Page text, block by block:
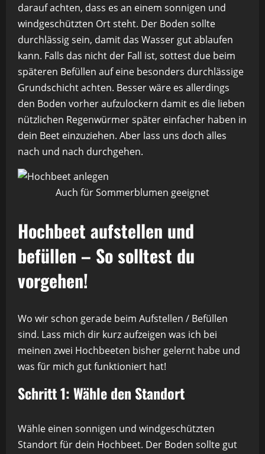
darauf achten, dass es an einem sonnigen und
windgeschützten Ort steht. Der Boden sollte
durchlässig sein, damit das Wasser gut ablaufen
kann. Falls das nicht der Fall ist, sottest due beim
späteren Befüllen auf eine besonders durchlässige
Grundschicht achten. Besser wäre es allerdings
den Boden vorher aufzulockern damit es die lieben
nützlichen Regenwürmer später einfacher haben in
dein Beet einzuziehen. Aber lass uns doch alles
nach und nach durchgehen.
Auch für Sommerblumen geeignet
Hochbeet aufstellen und
befüllen – So solltest du
vorgehen!
Wo wir schon gerade beim Aufstellen / Befüllen
sind. Lass mich dir kurz aufzeigen was ich bei
meinen zwei Hochbeeten bisher gelernt habe und
was für mich gut funktioniert hat!
Schritt 1: Wähle den Standort
Wähle einen sonnigen und windgeschützten
Standort für dein Hochbeet. Der Boden sollte gut